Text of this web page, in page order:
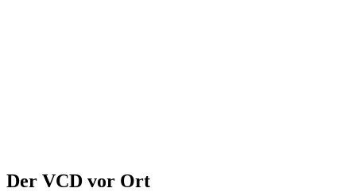
Der VCD vor Ort